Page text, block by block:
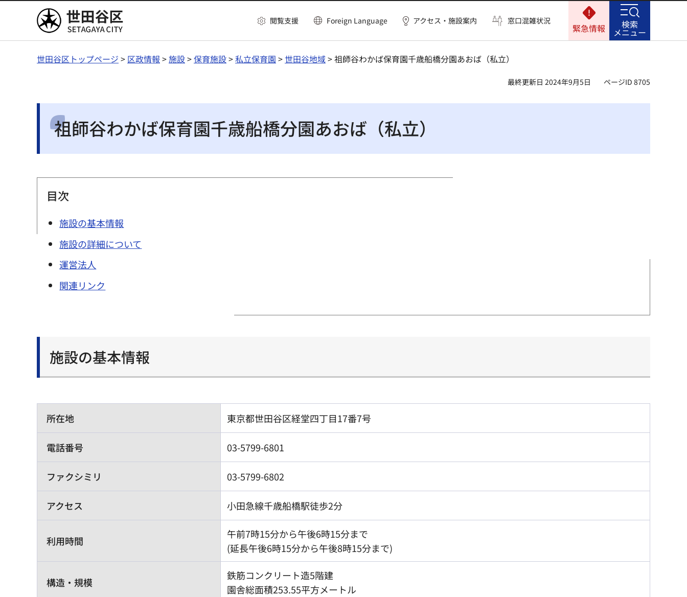
世田谷区 閲覧支援 Foreign Language アクセス・施設案内 窓口混雑状況
緊急情報 検索
メニュー
世田谷区トップページ > 区政情報 >施設>保育施設>私立保育園 >世田谷地域> 祖師谷わかば保育園千歳船橋分園あおば（私立）
最終更新日 2024年9月5日 ページID 8705
祖師谷わかば保育園千歳船橋分園あおば（私立）
目次
施設の基本情報
施設の詳細について
運営法人
関連リンク
施設の基本情報
所在地 東京都世田谷区経堂四丁目17番7号
電話番号 03-5799-6801
ファクシミリ 03-5799-6802
アクセス 小田急線千歳船橋駅徒歩2分
利用時間
午前7時15分から午後6時15分まで
(延長午後6時15分から午後8時15分まで)
構造・規模
鉄筋コンクリート造5階建
園舎総面積253.55平方メートル